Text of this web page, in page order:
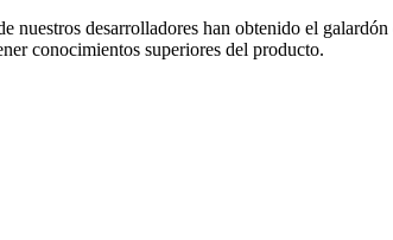
desarrolladores han obtenido el
conocimientos superiores del producto.